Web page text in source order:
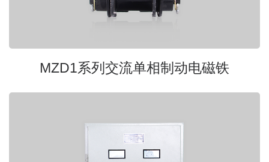
MZD1系列交流单相制动电磁铁